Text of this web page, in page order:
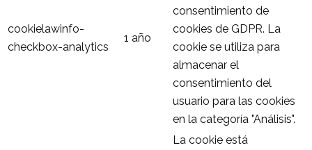
cookielawinfo-
checkbox-analytics
1 año
consentimiento de
cookies de GDPR. La
cookie se utiliza para
almacenar el
consentimiento del
usuario para las cookies
en la categoría "Análisis".
La cookie está